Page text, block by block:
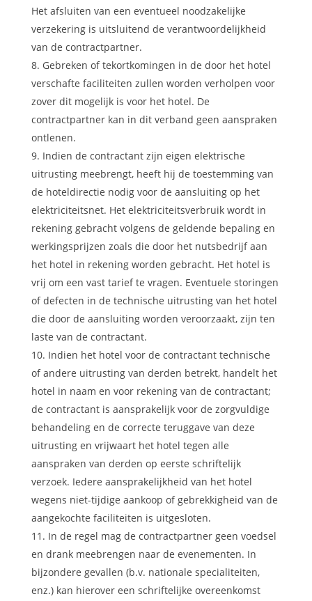
Het afsluiten van een eventueel noodzakelijke
verzekering is uitsluitend de verantwoordelijkheid
van de contractpartner.
Gebreken of tekortkomingen in de door het hotel
verschafte faciliteiten zullen worden verholpen voor
zover dit mogelijk is voor het hotel. De
contractpartner kan in dit verband geen aanspraken
ontlenen.
Indien de contractant zijn eigen elektrische
uitrusting meebrengt, heeft hij de toestemming van
de hoteldirectie nodig voor de aansluiting op het
elektriciteitsnet. Het elektriciteitsverbruik wordt in
rekening gebracht volgens de geldende bepaling en
werkingsprijzen zoals die door het nutsbedrijf aan
het hotel in rekening worden gebracht. Het hotel is
vrij om een vast tarief te vragen. Eventuele storingen
of defecten in de technische uitrusting van het hotel
die door de aansluiting worden veroorzaakt, zijn ten
laste van de contractant.
Indien het hotel voor de contractant technische
of andere uitrusting van derden betrekt, handelt het
hotel in naam en voor rekening van de contractant;
de contractant is aansprakelijk voor de zorgvuldige
behandeling en de correcte teruggave van deze
uitrusting en vrijwaart het hotel tegen alle
aanspraken van derden op eerste schriftelijk
verzoek. Iedere aansprakelijkheid van het hotel
wegens niet-tijdige aankoop of gebrekkigheid van de
aangekochte faciliteiten is uitgesloten.
In de regel mag de contractpartner geen voedsel
en drank meebrengen naar de evenementen. In
bijzondere gevallen (b.v. nationale specialiteiten,
enz.) kan hierover een schriftelijke overeenkomst